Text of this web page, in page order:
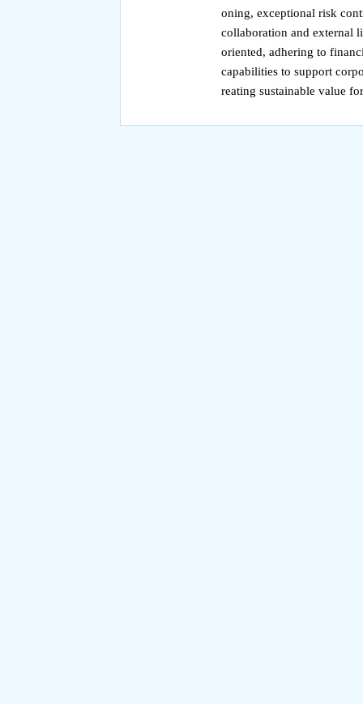
oning, exceptional risk
collaboration and external
oriented, adhering to
capabilities to support
reating sustainable value